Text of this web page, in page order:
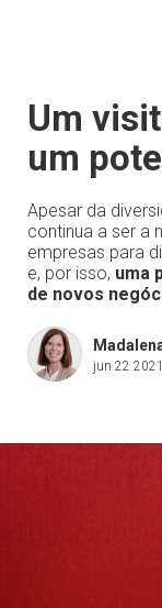
Um
um
Apesar da
continua a ser a
empresas para
e, por isso, uma
de novos
jun 22